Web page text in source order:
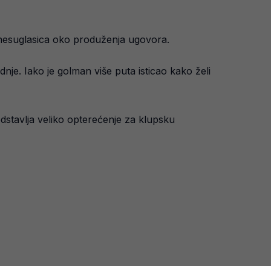
oko produženja ugovora.
Iako je golman više puta isticao kako želi
veliko opterećenje za klupsku